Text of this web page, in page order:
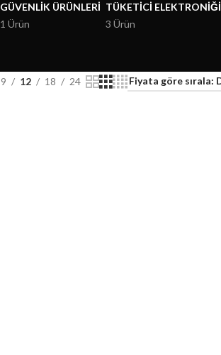
GÜVENLIK ÜRÜNLERI
1 Ürün
TÜKETICI ELEKTRONIĞI
3 Ürün
9 12 18 24